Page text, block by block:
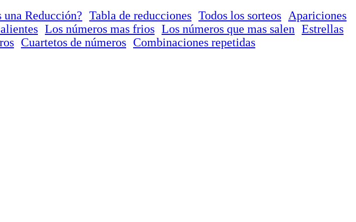
una Reducción? Tabla de reducciones Todos los sorteos
Apariciones
Los números mas frios Los números que mas salen Estrellas
Cuartetos de números Combinaciones repetidas